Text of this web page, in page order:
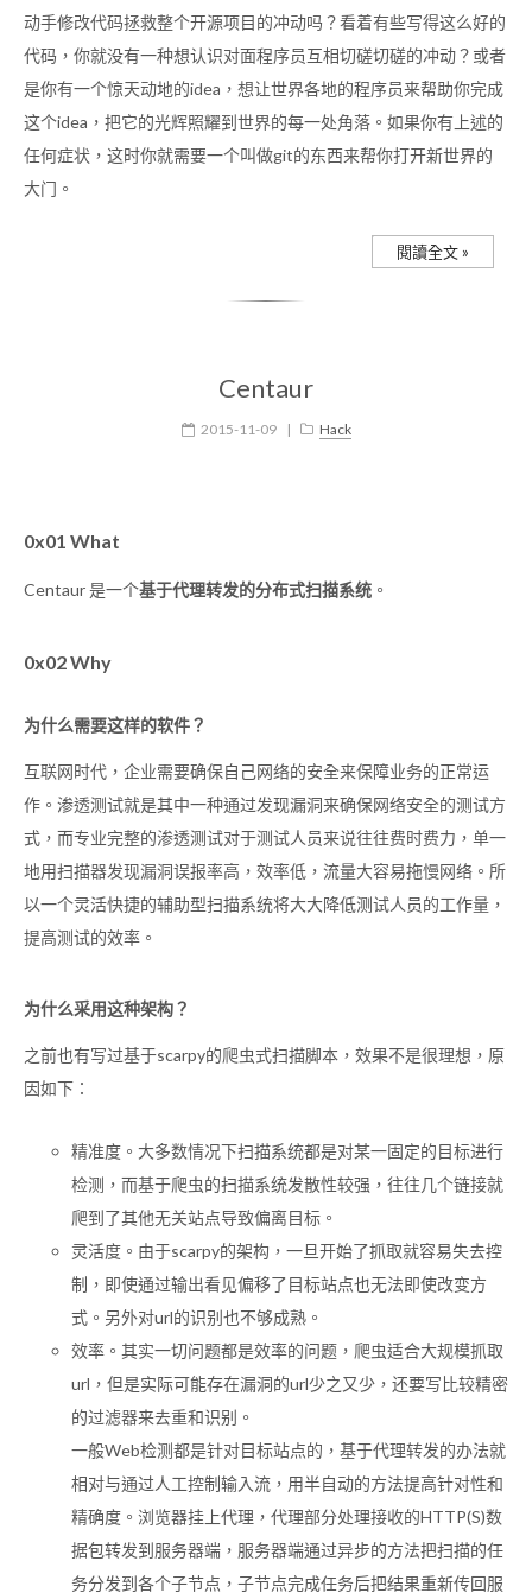
动手修改代码拯救整个开源项目的冲动吗？看着有些写得这么好的
代码，你就没有一种想认识对面程序员互相切磋切磋的冲动？或者
是你有一个惊天动地的idea，想让世界各地的程序员来帮助你完成
这个idea，把它的光辉照耀到世界的每一处角落。如果你有上述的
任何症状，这时你就需要一个叫做git的东西来帮你打开新世界的
大门。
閱讀全文 »
Centaur
2015-11-09 | Hack
0x01 What
Centaur 是一个基于代理转发的分布式扫描系统 。
0x02 Why
为什么需要这样的软件？
互联网时代，企业需要确保自己网络的安全来保障业务的正常运
作。渗透测试就是其中一种通过发现漏洞来确保网络安全的测试方
式，而专业完整的渗透测试对于测试人员来说往往费时费力，单一
地用扫描器发现漏洞误报率高，效率低，流量大容易拖慢网络。所
以一个灵活快捷的辅助型扫描系统将大大降低测试人员的工作量，
提高测试的效率。
为什么采用这种架构？
之前也有写过基于scarpy的爬虫式扫描脚本，效果不是很理想，原
因如下：
精准度。大多数情况下扫描系统都是对某一固定的目标进行
检测，而基于爬虫的扫描系统发散性较强，往往几个链接就
爬到了其他无关站点导致偏离目标。
灵活度。由于scarpy的架构，一旦开始了抓取就容易失去控
制，即使通过输出看见偏移了目标站点也无法即使改变方
式。另外对url的识别也不够成熟。
效率。其实一切问题都是效率的问题，爬虫适合大规模抓取
url，但是实际可能存在漏洞的url少之又少，还要写比较精密
的过滤器来去重和识别。
一般Web检测都是针对目标站点的，基于代理转发的办法就
相对与通过人工控制输入流，用半自动的方法提高针对性和
精确度。浏览器挂上代理，代理部分处理接收的HTTP(S)数
据包转发到服务器端，服务器端通过异步的方法把扫描的任
务分发到各个子节点，子节点完成任务后把结果重新传回服